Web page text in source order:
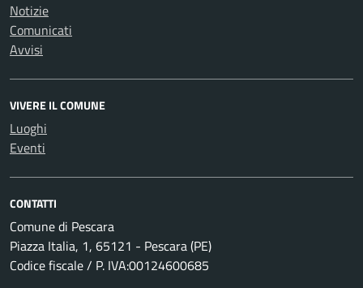
Notizie
Comunicati
Avvisi
VIVERE IL COMUNE
Luoghi
Eventi
CONTATTI
Comune di Pescara
Piazza Italia, 1, 65121 - Pescara (PE)
Codice fiscale / P. IVA:00124600685